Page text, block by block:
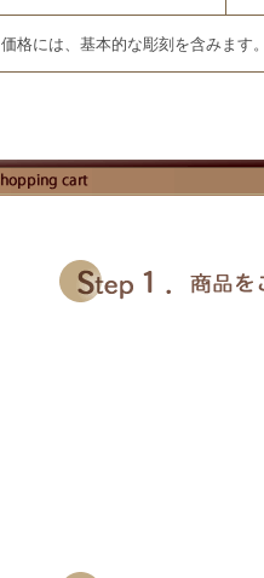
価格には、基本的な彫刻を含みます。